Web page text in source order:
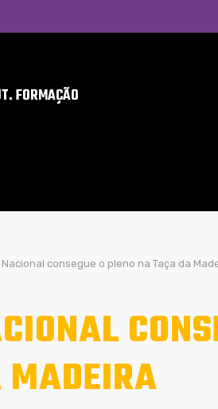
FORMAÇÃO
Nacional consegue o pleno na Taça da
MADEIRA